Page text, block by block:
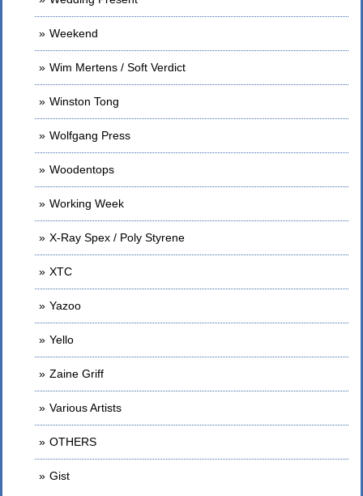
Weekend
Wim Mertens / Soft Verdict
Winston Tong
Wolfgang Press
Woodentops
Working Week
X-Ray Spex / Poly Styrene
XTC
Yazoo
Yello
Zaine Griff
Various Artists
OTHERS
Gist